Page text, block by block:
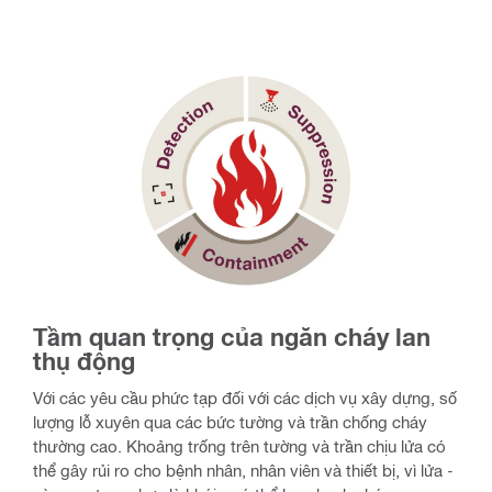
Tầm quan trọng của ngăn cháy lan
thụ động
Với các yêu cầu phức tạp đối với các dịch vụ xây dựng, số
lượng lỗ xuyên qua các bức tường và trần chống cháy
thường cao. Khoảng trống trên tường và trần chịu lửa có
thể gây rủi ro cho bệnh nhân, nhân viên và thiết bị, vì lửa -